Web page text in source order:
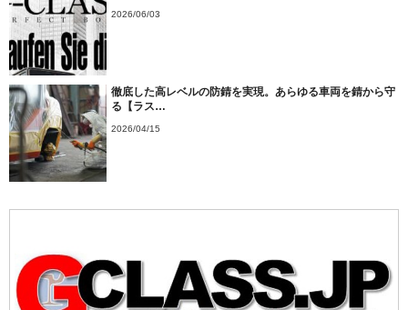
2026/06/03
徹底した高レベルの防錆を実現。あらゆる車両を錆から守
る【ラス…
2026/04/15